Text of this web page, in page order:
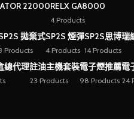
22000RELX GA8000
4 Products
拋棄式
Products
SP2S 煙彈
4 Products
SP2S思博瑞
14 Products
總代理註油主機套裝
23 Products
電子煙推薦
98 Products
電
24